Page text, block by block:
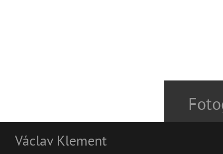
Václav Klement